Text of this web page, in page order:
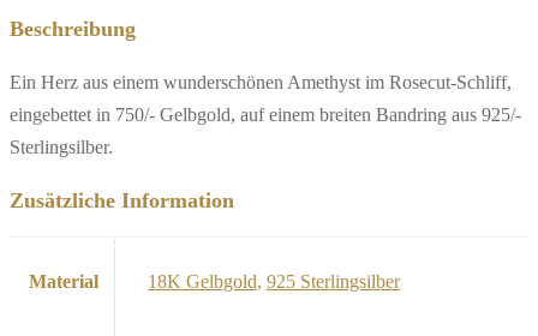
Beschreibung
Ein Herz aus einem wunderschönen Amethyst im Rosecut-Schliff,
eingebettet in 750/- Gelbgold, auf einem breiten Bandring aus 925/-
Sterlingsilber.
Zusätzliche Information
Material 18K Gelbgold, 925 Sterlingsilber